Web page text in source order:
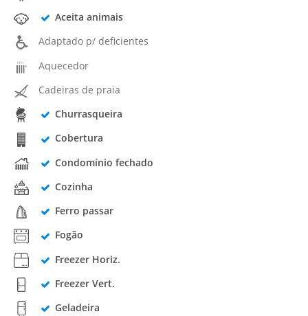
Aceita animais
Adaptado p/ deficientes
Aquecedor
Cadeiras de praia
Churrasqueira
Cobertura
Condomínio fechado
Cozinha
Ferro passar
Fogão
Freezer Horiz.
Freezer Vert.
Geladeira